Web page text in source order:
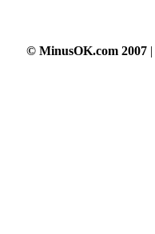
© MinusOK.com 2007 |